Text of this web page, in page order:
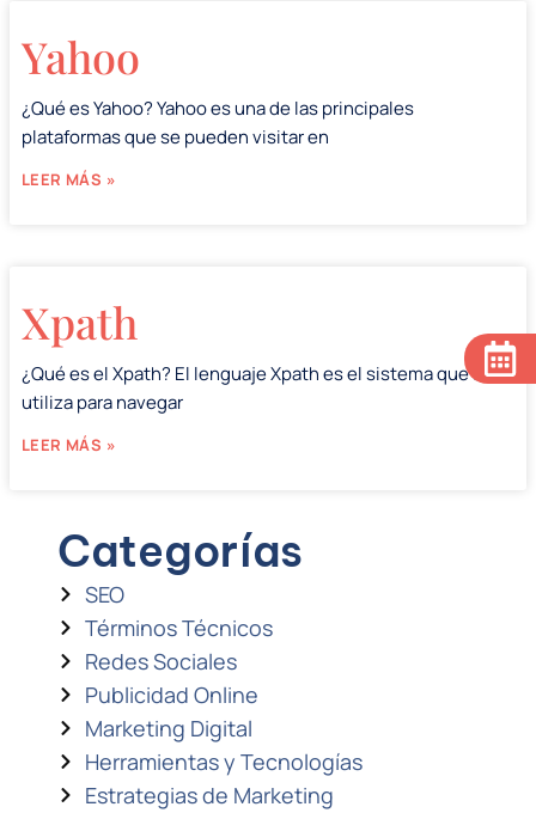
Yahoo
¿Qué es Yahoo? Yahoo es una de las principales
plataformas que se pueden visitar en
LEER MÁS »
Xpath
¿Qué es el Xpath? El lenguaje Xpath es el sistema que se
utiliza para navegar
LEER MÁS »
Categorías
SEO
Términos Técnicos
Redes Sociales
Publicidad Online
Marketing Digital
Herramientas y Tecnologías
Estrategias de Marketing